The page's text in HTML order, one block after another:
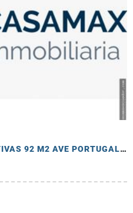
ARRIENDO OFICINAS EJECUTIVAS 92 M2 AVE PORTUGAL Y CATALINA ALDAZ